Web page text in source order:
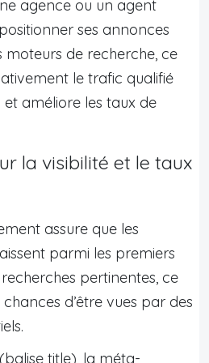
agence ou un agent
ses annonces
moteurs de recherche, ce
le trafic qualifié
améliore les taux de
la visibilité et le taux
assure que les
parmi les premiers
pertinentes, ce
d’être vues par des
title), la méta-